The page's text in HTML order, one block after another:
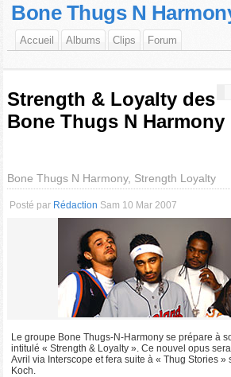
Bone Thugs N
Accueil Albums Clips Forum
Strength & Loyalty des
Bone Thugs N Harmony
Bone Thugs N Harmony, Strength Loyalty
Posté par Rédaction Sam 10 Mar 2007
Le groupe Bone Thugs-N-Harmony se prépare à
intitulé « Strength & Loyalty ». Ce nouvel opus
Avril via Interscope et fera suite à « Thug Stories »
Koch.